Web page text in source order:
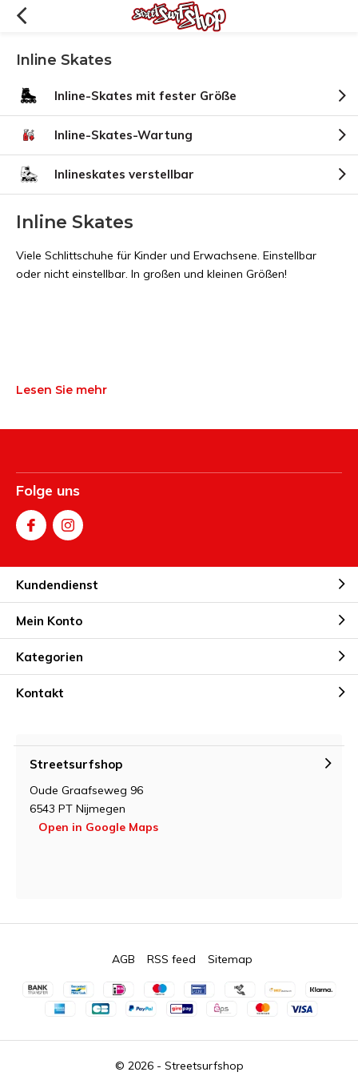
Inline Skates
Inline-Skates mit fester Größe
Inline-Skates-Wartung
Inlineskates verstellbar
Inline Skates
Viele Schlittschuhe für Kinder und Erwachsene. Einstellbar
oder nicht einstellbar. In großen und kleinen Größen!
Lesen Sie mehr
Folge uns
Kundendienst
Mein Konto
Kategorien
Kontakt
Streetsurfshop
Oude Graafseweg 96
6543 PT Nijmegen
Open in Google Maps
© 2026 - Streetsurfshop
AGB RSS feed Sitemap